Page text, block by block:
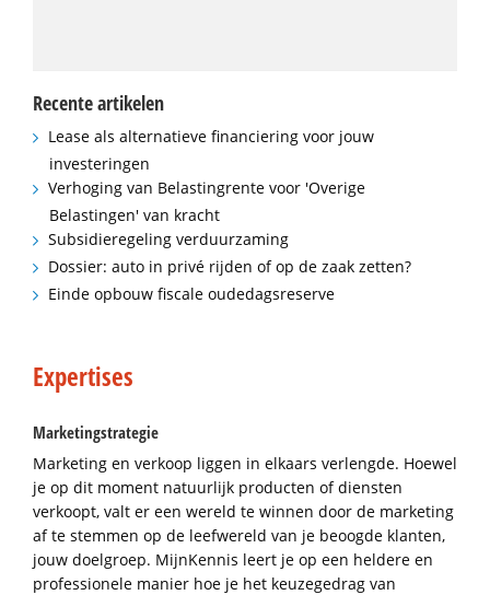
Recente artikelen
Lease als alternatieve financiering voor jouw
investeringen
Verhoging van Belastingrente voor 'Overige
Belastingen' van kracht
Subsidieregeling verduurzaming
Dossier: auto in privé rijden of op de zaak zetten?
Einde opbouw fiscale oudedagsreserve
Expertises
Marketingstrategie
Marketing en verkoop liggen in elkaars verlengde. Hoewel
je op dit moment natuurlijk producten of diensten
verkoopt, valt er een wereld te winnen door de marketing
af te stemmen op de leefwereld van je beoogde klanten,
jouw doelgroep. MijnKennis leert je op een heldere en
professionele manier hoe je het keuzegedrag van